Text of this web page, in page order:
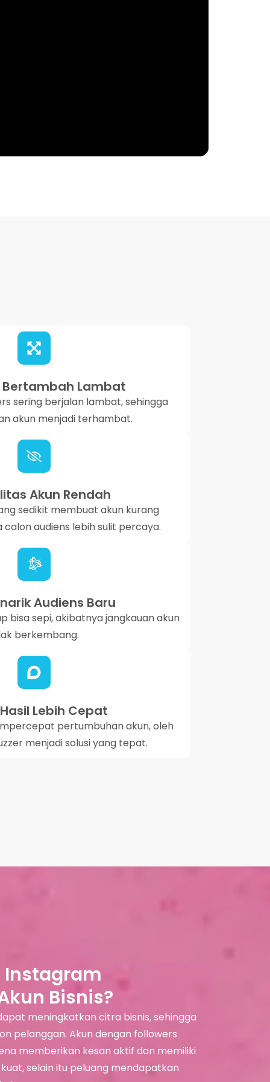
Bertambah Lambat
sering berjalan lambat, sehingga
akun menjadi terhambat.
Akun Rendah
sedikit membuat akun kurang
calon audiens lebih sulit percaya.
Audiens Baru
bisa sepi, akibatnya jangkauan akun
berkembang.
Lebih Cepat
pertumbuhan akun, oleh
menjadi solusi yang tepat.
Instagram
Bisnis?
meningkatkan citra bisnis, sehingga
pelanggan. Akun dengan followers
memberikan kesan aktif dan memiliki
selain itu peluang mendapatkan